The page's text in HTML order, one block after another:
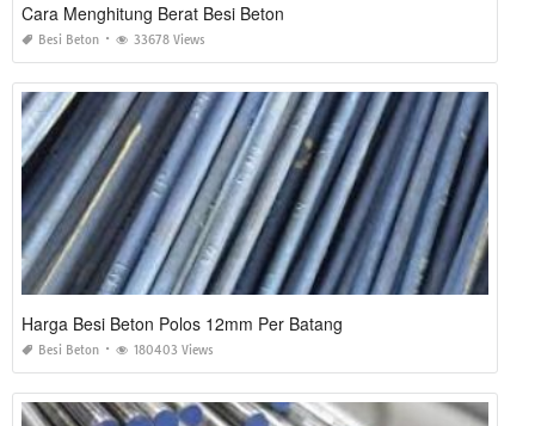
Cara Menghitung Berat Besi Beton
Besi Beton 33678 Views
Harga Besi Beton Polos 12mm Per Batang
Besi Beton 180403 Views